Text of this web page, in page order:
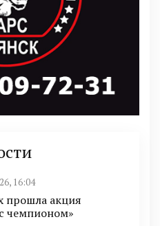
16:04
прошла акция
чемпионом»